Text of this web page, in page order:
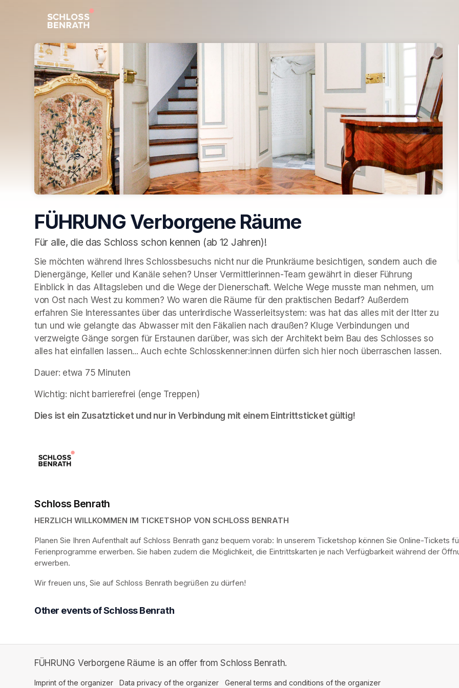
FÜHRUNG Verborgene Räume
Für alle, die das Schloss schon kennen (ab 12 Jahren)!
Sie möchten während Ihres Schlossbesuchs nicht nur die Prunkräume besichtigen, sondern auch die
Dienergänge, Keller und Kanäle sehen? Unser Vermittlerinnen-Team gewährt in dieser Führung
Einblick in das Alltagsleben und die Wege der Dienerschaft. Welche Wege musste man nehmen, um
von Ost nach West zu kommen? Wo waren die Räume für den praktischen Bedarf? Außerdem
erfahren Sie Interessantes über das unterirdische Wasserleitsystem: was hat das alles mit der Itter zu
tun und wie gelangte das Abwasser mit den Fäkalien nach draußen? Kluge Verbindungen und
verzweigte Gänge sorgen für Erstaunen darüber, was sich der Architekt beim Bau des Schlosses so
alles hat einfallen lassen... Auch echte Schlosskenner:innen dürfen sich hier noch überraschen lassen.
Dauer: etwa 75 Minuten
Wichtig: nicht barrierefrei (enge Treppen)
Dies ist ein Zusatzticket und nur in Verbindung mit einem Eintrittsticket gültig!
Schloss Benrath
HERZLICH WILLKOMMEN IM TICKETSHOP VON SCHLOSS BENRATH
Planen Sie Ihren Aufenthalt auf Schloss Benrath ganz bequem vorab: In unserem Ticketshop können Sie Online-Tickets
Ferienprogramme erwerben. Sie haben zudem die Möglichkeit, die Eintrittskarten je nach Verfügbarkeit während der
erwerben.
Wir freuen uns, Sie auf Schloss Benrath begrüßen zu dürfen!
Other events of Schloss Benrath
FÜHRUNG Verborgene Räume is an offer from Schloss Benrath.
Imprint of the organizer (opens in a new tab)
Data privacy of the organizer (opens in a new tab)
General terms and conditions of the organizer